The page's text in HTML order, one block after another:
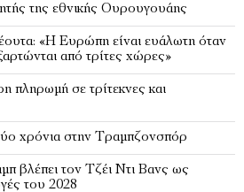
της εθνικής Ουρουγουάης
«Η Ευρώπη είναι ευάλωτη όταν
από τρίτες χώρες»
σε τρίτεκνες και
χρόνια στην Τραμπζονσπόρ
βλέπει τον Τζέι Ντι Βανς ως
του 2028